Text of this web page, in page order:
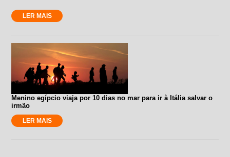
LER MAIS
Menino egípcio viaja por 10 dias no mar para ir à Itália salvar o
irmão
LER MAIS